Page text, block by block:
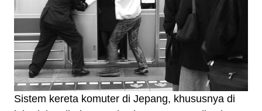
Sistem kereta komuter di Jepang, khususnya di